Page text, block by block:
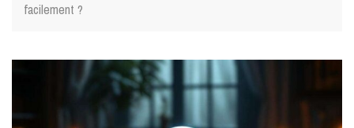
facilement ?